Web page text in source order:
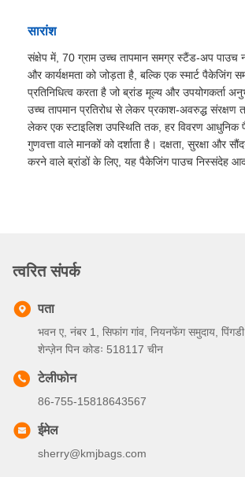
सारांश
संक्षेप में, 70 ग्राम उच्च तापमान समग्र स्टैंड-अप पाउच
और कार्यक्षमता को जोड़ता है, बल्कि एक स्मार्ट पैकेजिंग
प्रतिनिधित्व करता है जो ब्रांड मूल्य और उपयोगकर्ता
उच्च तापमान प्रतिरोध से लेकर प्रकाश-अवरुद्ध संरक्षण
लेकर एक स्टाइलिश उपस्थिति तक, हर विवरण आधुनिक
गुणवत्ता वाले मानकों को दर्शाता है। दक्षता, सुरक्षा और
करने वाले ब्रांडों के लिए, यह पैकेजिंग पाउच निस्संदेह
त्वरित संपर्क
पता
भवन ए, नंबर 1, सिफांग गांव, नियनफेंग समुदाय, पिंगडी
शेन्ज़ेन पिन कोडः 518117 चीन
टेलीफोन
86-755-15818643567
ईमेल
sherry@kmjbags.com